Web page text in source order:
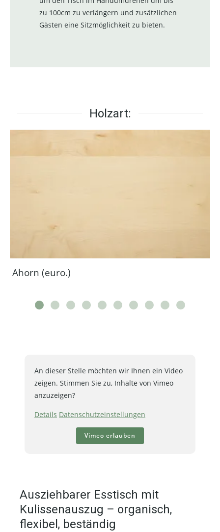
zu 100cm zu verlängern und zusätzlichen
Gästen eine Sitzmöglichkeit zu bieten.
Holzart:
Ahorn (euro.)
An dieser Stelle möchten wir Ihnen ein Video
zeigen. Stimmen Sie zu, Inhalte von Vimeo
anzuzeigen?
Details Datenschutzeinstellungen
Vimeo erlauben
Ausziehbarer Esstisch mit
Kulissenauszug – organisch,
flexibel, beständig